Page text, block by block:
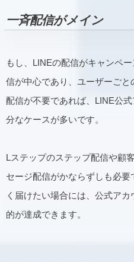
一斉配信がメイン
もし、LINEの配信がキャンペ
信が中心であり、ユーザーご
配信が不要であれば、LINE公
分なケースが多いです。
Lステップのステップ配信や顧
セージ配信がかならずしも必
く届けたい場合には、公式ア
的が達成できます。